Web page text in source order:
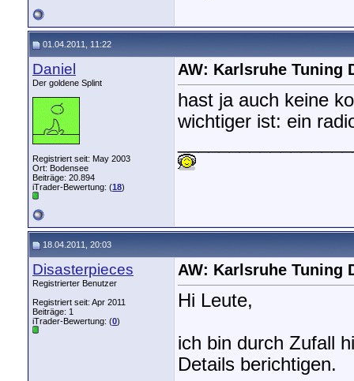
01.04.2011, 11:22
Daniel
Der goldene Splint
Registriert seit: May 2003
Ort: Bodensee
Beiträge: 20.894
iTrader-Bewertung: (18)
AW: Karlsruhe Tuning
hast ja auch keine
wichtiger ist: ein
18.04.2011, 20:03
Disasterpieces
Registrierter Benutzer
Registriert seit: Apr 2011
Beiträge: 1
iTrader-Bewertung: (0)
AW: Karlsruhe Tuning
Hi Leute,
ich bin durch Zufall
Details berichtigen.